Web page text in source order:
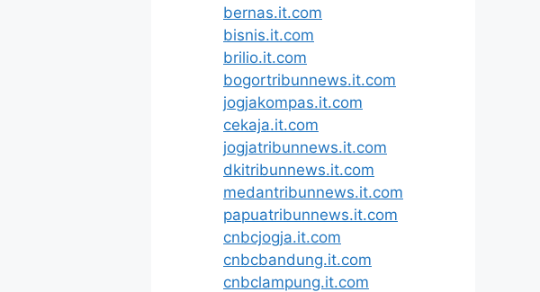
bernas.it.com
bisnis.it.com
brilio.it.com
bogortribunnews.it.com
jogjakompas.it.com
cekaja.it.com
jogjatribunnews.it.com
dkitribunnews.it.com
medantribunnews.it.com
papuatribunnews.it.com
cnbcjogja.it.com
cnbcbandung.it.com
cnbclampung.it.com